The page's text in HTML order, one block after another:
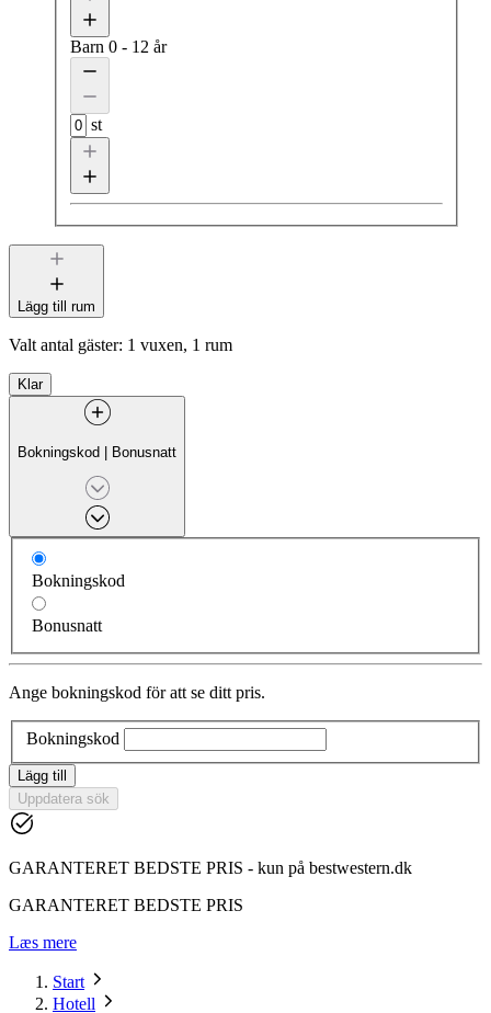
Barn 0 - 12 år
st
Lägg till rum
Valt antal gäster: 1 vuxen, 1 rum
Klar
Bokningskod | Bonusnatt
Bokningskod
Bonusnatt
Ange bokningskod för att se ditt pris.
Bokningskod
Lägg till
Uppdatera sök
GARANTERET BEDSTE PRIS - kun på bestwestern.dk
GARANTERET BEDSTE PRIS
Læs mere
Start
Hotell